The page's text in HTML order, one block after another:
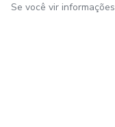
Se você vir